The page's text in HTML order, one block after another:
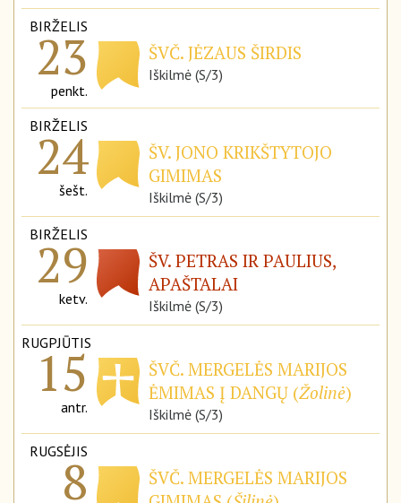
BIRŽELIS
23
penkt.
ŠVČ. JĖZAUS ŠIRDIS
Iškilmė (S/3)
BIRŽELIS
24
šešt.
ŠV. JONO KRIKŠTYTOJO
GIMIMAS
Iškilmė (S/3)
BIRŽELIS
29
ketv.
ŠV. PETRAS IR PAULIUS,
APAŠTALAI
Iškilmė (S/3)
RUGPJŪTIS
15
antr.
ŠVČ. MERGELĖS MARIJOS
ĖMIMAS Į DANGŲ (Žolinė)
Iškilmė (S/3)
RUGSĖJIS
8
ŠVČ. MERGELĖS MARIJOS